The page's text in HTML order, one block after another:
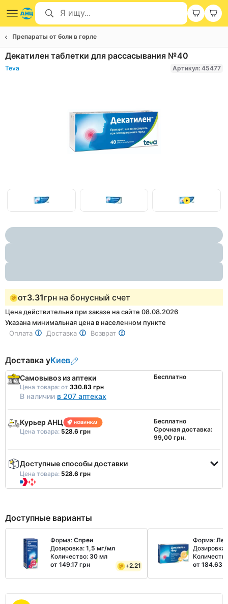
Препараты от боли в горле
Декатилен таблетки для рассасывания №40
Teva Артикул: 45477
Item
of
1
of
от3.31грн на бонусный счет
Цена действительна при заказе на сайте 08.08.2026
Указана минимальная цена в населенном пункте
Оплата
Доставка Возврат
Доставка уКиев
Самовывоз из аптеки
Цена товара: от 330.83 грн
В наличии в 207 аптеках
Бесплатно
Курьер АНЦ
Цена товара: 528.6 грн
Бесплатно
Срочная доставка:
99,00 грн.
Доступные способы доставки
Цена товара: 528.6 грн
Доступные варианты
Форма: Спреи
Дозировка: 1,5 мг/мл
Количество: 30 мл
от 149.17 грн
+2.21
Форма:
Дозировка:
от 184.63